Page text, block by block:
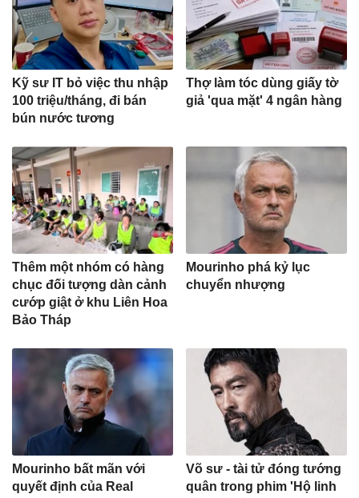
Kỹ sư IT bỏ việc thu nhập
100 triệu/tháng, đi bán
bún nước tương
Thợ làm tóc dùng giấy tờ
giả 'qua mặt' 4 ngân hàng
Thêm một nhóm có hàng
chục đối tượng dàn cảnh
cướp giật ở khu Liên Hoa
Bảo Tháp
Mourinho phá kỷ lục
chuyển nhượng
Mourinho bất mãn với
quyết định của Real
Võ sư - tài tử đóng tướng
quân trong phim 'Hộ linh